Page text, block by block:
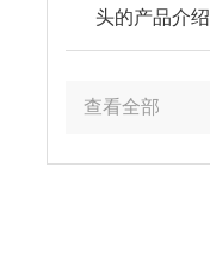
头的产品介绍
查看全部